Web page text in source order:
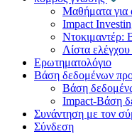
Μαθήματα για
Impact
Ντοκιμαντέρ:
Λίστα
Ερωτηματολόγιο
Βάση δεδομένων
Βάση
Impact-Βάση
Συνάντηση με τον
Σύνδεση